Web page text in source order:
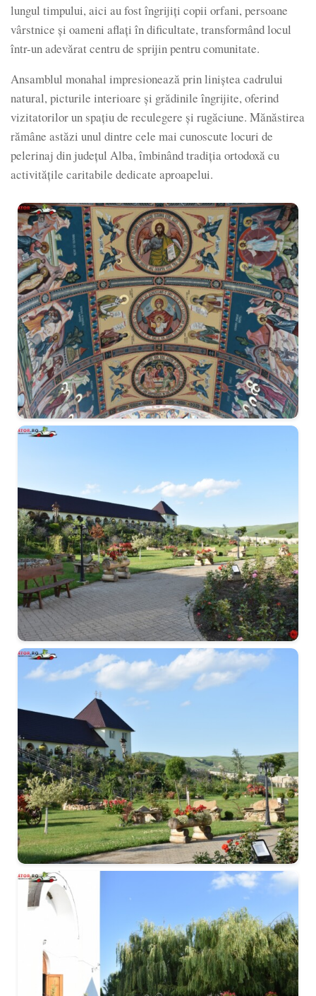
lungul timpului, aici au fost îngrijiți copii orfani, persoane
vârstnice și oameni aflați în dificultate, transformând locul
într-un adevărat centru de sprijin pentru comunitate.
Ansamblul monahal impresionează prin liniștea cadrului
natural, picturile interioare și grădinile îngrijite, oferind
vizitatorilor un spațiu de reculegere și rugăciune. Mănăstirea
rămâne astăzi unul dintre cele mai cunoscute locuri de
pelerinaj din județul Alba, îmbinând tradiția ortodoxă cu
activitățile caritabile dedicate aproapelui.